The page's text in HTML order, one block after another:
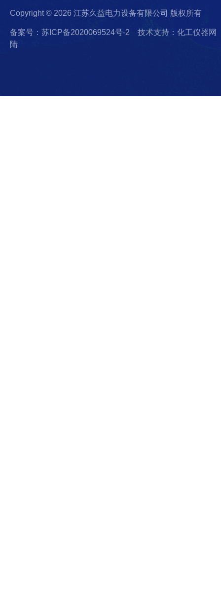
Copyright © 2026 江苏久益电力设备有限公司 版权所有
备案号：苏ICP备2020069524号-2
技术支持：化工仪器网
陆